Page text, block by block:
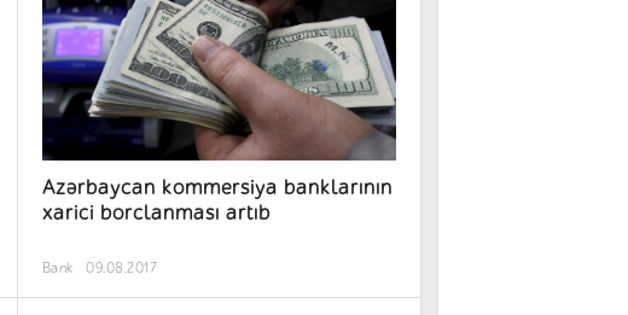
Azərbaycan kommersiya banklarının
xarici borclanması artıb
Bank 09.08.2017